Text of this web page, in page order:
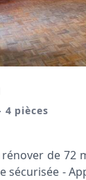
4 pièces
de 72
sécurisée -